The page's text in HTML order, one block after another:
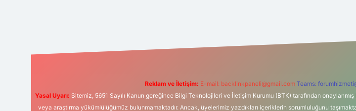
Reklam ve İletişim: E-mail: backlinkpaneli@gmail.com Teams:
Yasal Uyarı: Sitemiz, 5651 Sayılı Kanun gereğince Bilgi Teknolojileri ve İletişim Kurumu (BTK) tarafından
veya araştırma yükümlülüğümüz bulunmamaktadır. Ancak, üyelerimiz yazdıkları içeriklerin sorumluluğunu